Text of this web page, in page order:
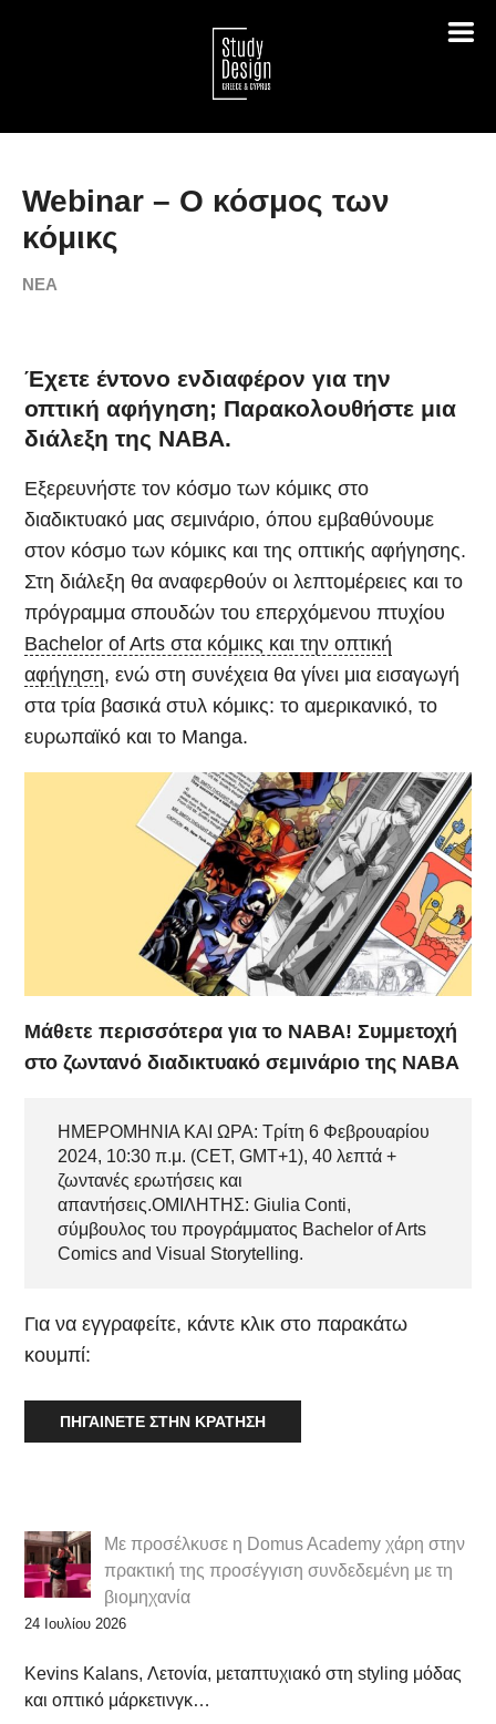
Webinar – Ο κόσμος των
κόμικς
ΝΕΑ
Έχετε έντονο ενδιαφέρον για την
οπτική αφήγηση; Παρακολουθήστε μια
διάλεξη της NABA.
Εξερευνήστε τον κόσμο των κόμικς στο
διαδικτυακό μας σεμινάριο, όπου εμβαθύνουμε
στον κόσμο των κόμικς και της οπτικής αφήγησης.
Στη διάλεξη θα αναφερθούν οι λεπτομέρειες και το
πρόγραμμα σπουδών του επερχόμενου πτυχίου
Bachelor of Arts στα κόμικς και την οπτική
αφήγηση, ενώ στη συνέχεια θα γίνει μια εισαγωγή
στα τρία βασικά στυλ κόμικς: το αμερικανικό, το
ευρωπαϊκό και το Manga.
Μάθετε περισσότερα για το NABA! Συμμετοχή
στο ζωντανό διαδικτυακό σεμινάριο της NABA
ΗΜΕΡΟΜΗΝΙΑ ΚΑΙ ΩΡΑ: Τρίτη 6 Φεβρουαρίου
2024, 10:30 π.μ. (CET, GMT+1), 40 λεπτά +
ζωντανές ερωτήσεις και
απαντήσεις.ΟΜΙΛΗΤΗΣ: Giulia Conti,
σύμβουλος του προγράμματος Bachelor of Arts
Comics and Visual Storytelling.
Για να εγγραφείτε, κάντε κλικ στο παρακάτω
κουμπί:
ΠΗΓΑΙΝΕΤΕ ΣΤΗΝ ΚΡΑΤΗΣΗ
Με προσέλκυσε η Domus Academy χάρη στην
πρακτική της προσέγγιση συνδεδεμένη με τη
βιομηχανία
24 Ιουλίου 2026
Kevins Kalans, Λετονία, μεταπτυχιακό στη styling μόδας
και οπτικό μάρκετινγκ…